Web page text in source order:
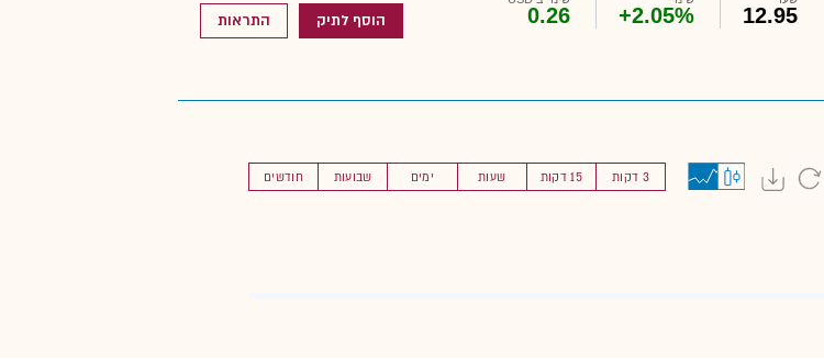
12.95
+2.05%
0.26 הוסף לתיק התראות
חודשים שבועות ימים שעות 15 דקות 3 דקות